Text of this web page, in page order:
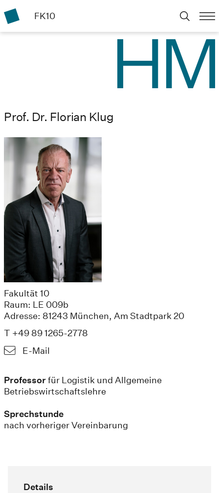
FK10
Prof. Dr. Florian Klug
Fakultät 10
Raum: LE 009b
Adresse: 81243 München, Am Stadtpark 20
T +49 89 1265-2778
E-Mail
Professorfür Logistik und Allgemeine
Betriebswirtschaftslehre
Sprechstunde
nach vorheriger Vereinbarung
Details